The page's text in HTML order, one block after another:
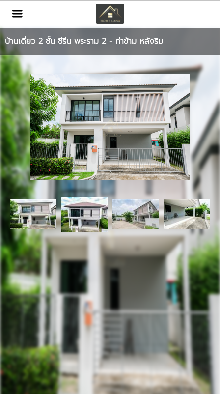
TH
เข้าสู่ระบบ สมัครสมาชิก
หน้าหลัก
ทรัพย์สิน
บริการ
ข่าวสาร
ติดต่อ
เพิ่มเติม
บ้านเดี่ยว 2 ชั้น ซีรีน พระราม 2 - ท่าข้าม หลังริม
รหัสทรัพย์ BHL650
7/7/2026 1:30 PM
บ้านเดี่ยว 2 ชั้น ซีรีน พระราม 2 - ท่าข้าม หลังริม
ท่าข้าม บางขุนเทียน กรุงเทพมหานคร 10150
ราคาขาย
7,490,000.00
ให้เช่า
27,000.00
฿